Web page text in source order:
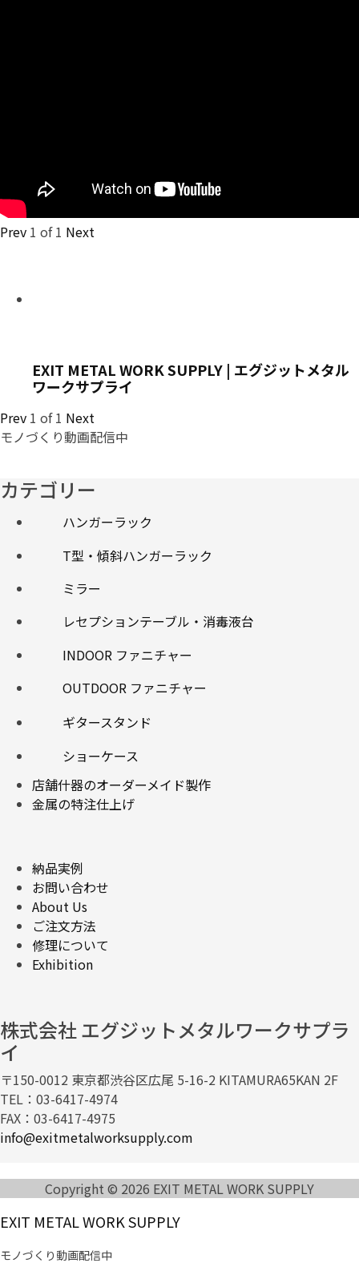
Prev 1 of 1 Next
EXIT METAL WORK SUPPLY | エグジットメタル
ワークサプライ
Prev 1 of 1 Next
モノづくり動画配信中
カテゴリー
ハンガーラック
T型・傾斜ハンガーラック
ミラー
レセプションテーブル・消毒液台
INDOOR ファニチャー
OUTDOOR ファニチャー
ギタースタンド
ショーケース
店舗什器のオーダーメイド製作
金属の特注仕上げ
納品実例
お問い合わせ
About Us
ご注文方法
修理について
Exhibition
株式会社 エグジットメタルワークサプラ
イ
〒150-0012 東京都渋谷区広尾 5-16-2 KITAMURA65KAN 2F
TEL：03-6417-4974
FAX：03-6417-4975
info@exitmetalworksupply.com
Copyright © 2026 EXIT METAL WORK SUPPLY
EXIT METAL WORK SUPPLY
モノづくり動画配信中